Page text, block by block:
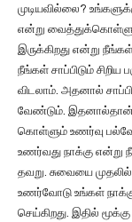
முடியவில்லை?
என்று
இருக்கிறது என்று
நீங்கள் சாப்பிடும்
விடலாம். அதனால்
வேண்டும். இதனால்தான்
கொள்ளும் உணர்வு
உணர்வது நாக்கு என்று
தவறு. சுவையை
உணர்வோடு உங்கள்
செய்கிறது. இதில்